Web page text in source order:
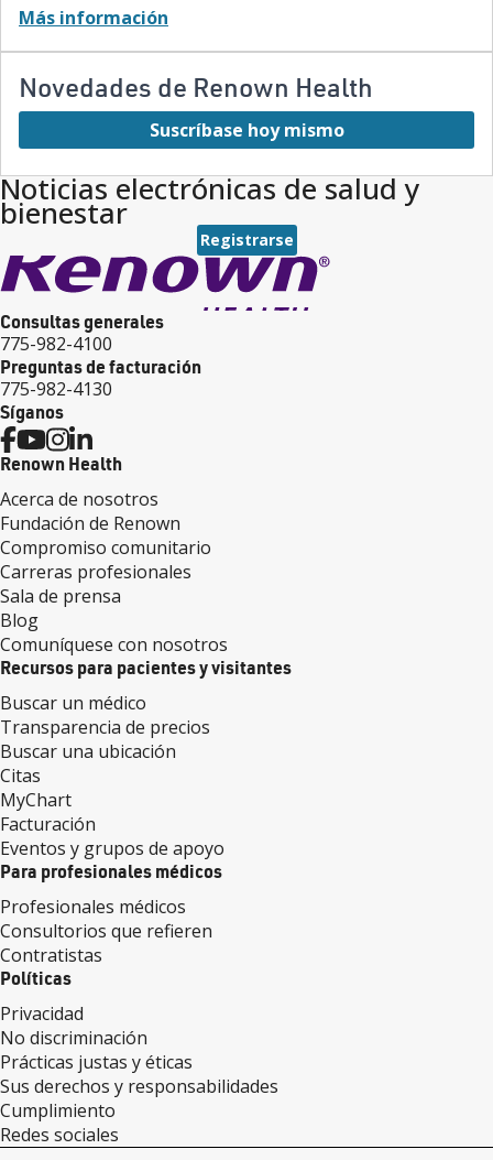
Más información
Novedades de Renown Health
Suscríbase hoy mismo
Noticias electrónicas de salud y
bienestar
Registrarse
Consultas generales
775-982-4100
Preguntas de facturación
775-982-4130
Síganos
Renown Health
Acerca de nosotros
Fundación de Renown
Compromiso comunitario
Carreras profesionales
Sala de prensa
Blog
Comuníquese con nosotros
Recursos para pacientes y visitantes
Buscar un médico
Transparencia de precios
Buscar una ubicación
Citas
MyChart
Facturación
Eventos y grupos de apoyo
Para profesionales médicos
Profesionales médicos
Consultorios que refieren
Contratistas
Políticas
Privacidad
No discriminación
Prácticas justas y éticas
Sus derechos y responsabilidades
Cumplimiento
Redes sociales